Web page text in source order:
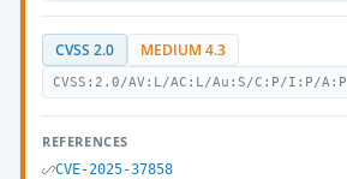
CVSS 2.0 MEDIUM 4.3
CVSS:2.0/AV:L/AC:L/Au:S/C:P/I:P/A:P
REFERENCES
CVE-2025-37858